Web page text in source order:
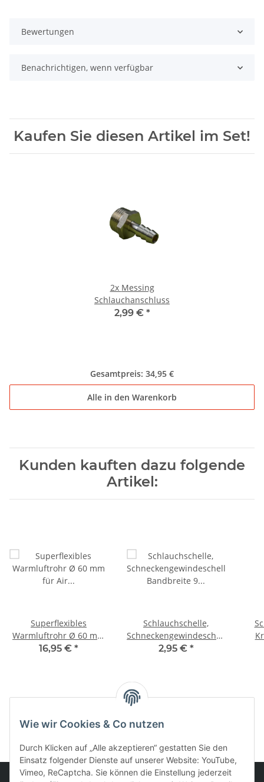
Bewertungen
Benachrichtigen, wenn verfügbar
Kaufen Sie diesen Artikel im Set!
2x Messing
Schlauchanschluss
2,99 € *
Gesamtpreis: 34,95 €
Alle in den Warenkorb
Kunden kauften dazu folgende
Artikel:
Superflexibles
Warmluftrohr Ø 60 mm
für Air 2D
16,95 € *
Schlauchschelle,
Schneckengewindeschelle,
Bandbreite 9 mm, 50-
2,95 € *
Wie wir Cookies & Co nutzen
Durch Klicken auf „Alle akzeptieren“ gestatten Sie den
Einsatz folgender Dienste auf unserer Website: YouTube,
Vimeo, ReCaptcha. Sie können die Einstellung jederzeit